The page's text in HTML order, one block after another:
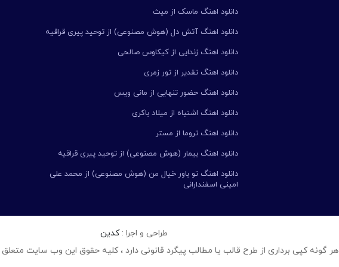
دانلود اهنگ ماسک از میث
دانلود اهنگ آتش دل (هوش مصنوعی) از توحید پیری قراقیه
دانلود اهنگ زندایی از کیکاوس صالحی
دانلود اهنگ تقدیر از تور زمری
دانلود اهنگ حضور تنهایی از مانی ویس
دانلود اهنگ اشتباه از میلاد باکری
دانلود اهنگ تروما از مستر
دانلود اهنگ بیمار (هوش مصنوعی) از توحید پیری قراقیه
دانلود اهنگ تو باور خیال من (هوش مصنوعی) از محمد علی
امینی اسفندارانی
طراحی و اجرا :کدین
هر گونه کپی برداری از طرح قالب یا مطالب پیگرد قانونی دارد ، کلیه حقوق این وب سایت